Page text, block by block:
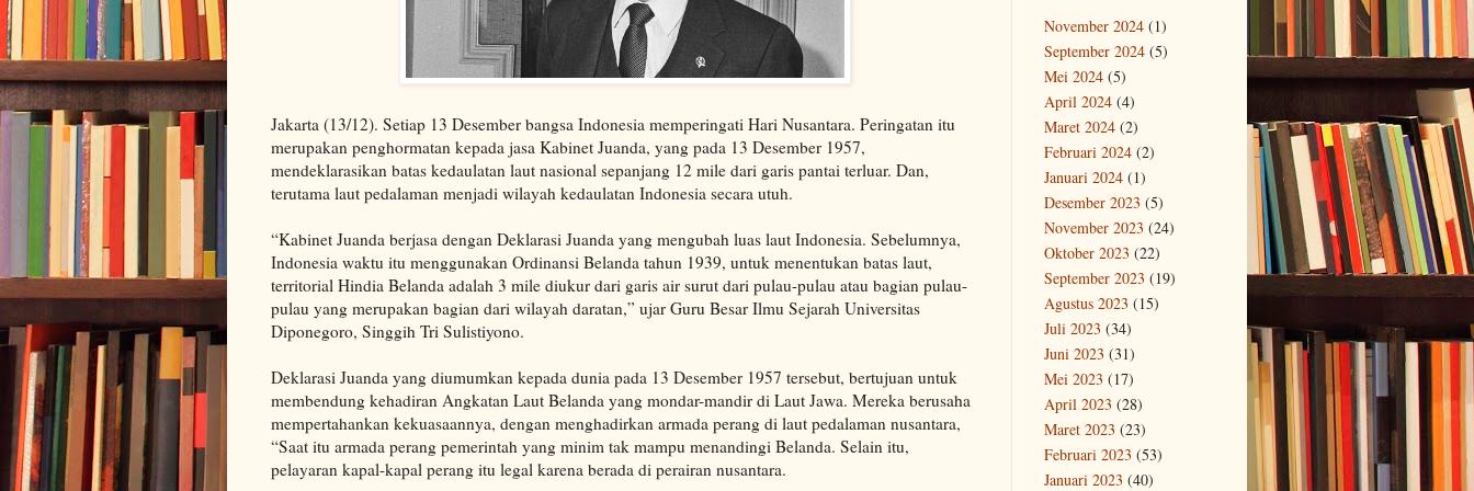
Jakarta (13/12). Setiap 13 Desember bangsa Indonesia memperingati Hari Nusantara. Peringatan itu
merupakan penghormatan kepada jasa Kabinet Juanda, yang pada 13 Desember 1957,
mendeklarasikan batas kedaulatan laut nasional sepanjang 12 mile dari garis pantai terluar. Dan,
terutama laut pedalaman menjadi wilayah kedaulatan Indonesia secara utuh.
“Kabinet Juanda berjasa dengan Deklarasi Juanda yang mengubah luas laut Indonesia. Sebelumnya,
Indonesia waktu itu menggunakan Ordinansi Belanda tahun 1939, untuk menentukan batas laut,
territorial Hindia Belanda adalah 3 mile diukur dari garis air surut dari pulau-pulau atau bagian pulau-
pulau yang merupakan bagian dari wilayah daratan,” ujar Guru Besar Ilmu Sejarah Universitas
Diponegoro, Singgih Tri Sulistiyono.
Deklarasi Juanda yang diumumkan kepada dunia pada 13 Desember 1957 tersebut, bertujuan untuk
membendung kehadiran Angkatan Laut Belanda yang mondar-mandir di Laut Jawa. Mereka berusaha
mempertahankan kekuasaannya, dengan menghadirkan armada perang di laut pedalaman nusantara,
“Saat itu armada perang pemerintah yang minim tak mampu menandingi Belanda. Selain itu,
pelayaran kapal-kapal perang itu legal karena berada di perairan nusantara.
November 2024 (1)
September 2024 (5)
Mei 2024 (5)
April 2024 (4)
Maret 2024 (2)
Februari 2024 (2)
Januari 2024 (1)
Desember 2023 (5)
November 2023 (24)
Oktober 2023 (22)
September 2023 (19)
Agustus 2023 (15)
Juli 2023 (34)
Juni 2023 (31)
Mei 2023 (17)
April 2023 (28)
Maret 2023 (23)
Februari 2023 (53)
Januari 2023 (40)